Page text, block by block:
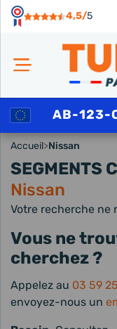
4,5/5
Rechercher
Accueil>Nissan
SEGMENTS
Nissan
Votre recherche ne
Vous ne
cherchez ?
Appelez au 03 59
envoyez-nous un
Panneau de gestion